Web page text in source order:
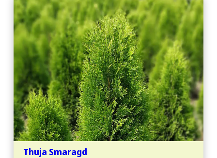
Thuja Smaragd